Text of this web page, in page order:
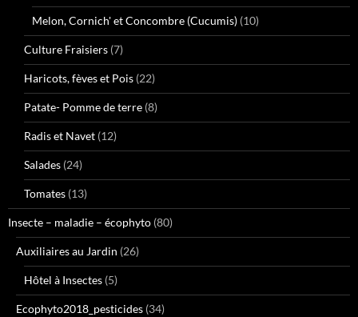
Melon, Cornich' et Concombre (Cucumis) (10)
Culture Fraisiers (7)
Haricots, fèves et Pois (22)
Patate- Pomme de terre (8)
Radis et Navet (12)
Salades (24)
Tomates (13)
Insecte – maladie – écophyto (80)
Auxiliaires au Jardin (26)
Hôtel à Insectes (5)
Ecophyto2018_pesticides (34)